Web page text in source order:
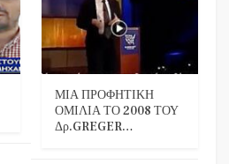
ΜΙΑ ΠΡΟΦΗΤΙΚΗ
ΟΜΙΛΙΑ ΤΟ 2008 ΤΟΥ
Δρ.GREGER…